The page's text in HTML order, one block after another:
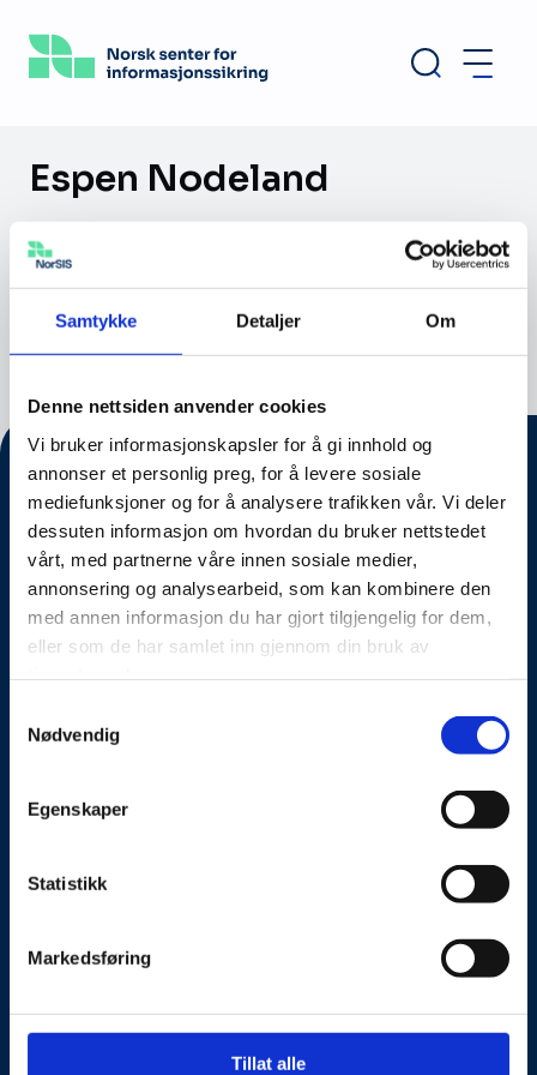
Samtykke Detaljer Om
Denne nettsiden anvender cookies
Vi bruker informasjonskapsler for å gi innhold og
annonser et personlig preg, for å levere sosiale
mediefunksjoner og for å analysere trafikken vår. Vi deler
dessuten informasjon om hvordan du bruker nettstedet
vårt, med partnerne våre innen sosiale medier,
annonsering og analysearbeid, som kan kombinere den
med annen informasjon du har gjort tilgjengelig for dem,
eller som de har samlet inn gjennom din bruk av
Nødvendig
Egenskaper
Statistikk
Markedsføring
Tillat alle
hovedinnhold
Espen Nodeland
Bakgrunn fra Forsvaret, beredskapsarbeid og
øvelser. Etterretningsleder i
KraftCERT/InfraCERT siden 2019.
Presseside
Personvernerklæring
Besøks- og postadresse